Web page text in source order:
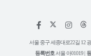
페
스
인
타
서울 중구 세종대로22길 12
등록번호 서울 아01019 |